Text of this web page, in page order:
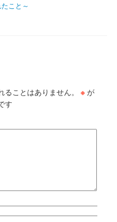
こと～
ことはありません。 ※ が
す